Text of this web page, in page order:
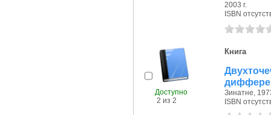
2003 г.
ISBN
Доступно
2 из 2
Книга
Зинатне,
ISBN